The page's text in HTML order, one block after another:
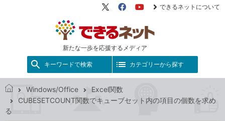
新たな一歩を応援するメディア
X（旧
FacebookYouTube
できるネットについて
キーワードで検索 カテゴリーから探す
で
Windows/Office
Excel関数
CUBESETCOUNT関数でキューブセット内の項目の個数を求め
る